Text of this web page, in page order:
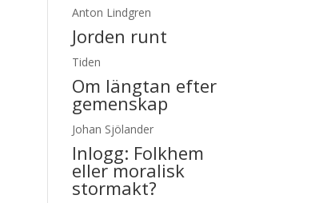
Anton Lindgren
Jorden runt
Tiden
Om längtan efter
gemenskap
Johan Sjölander
Inlogg: Folkhem
eller moralisk
stormakt?